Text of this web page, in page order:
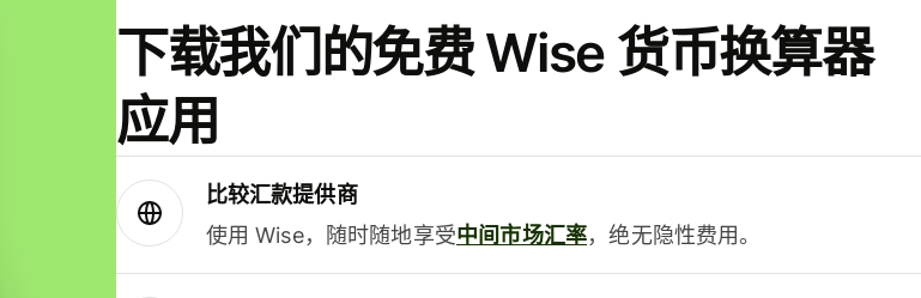
下载我们的免费 Wise 货币换算器
应用
比较汇款提供商
使用 Wise，随时随地享受中间市场汇率，绝无隐性费用。